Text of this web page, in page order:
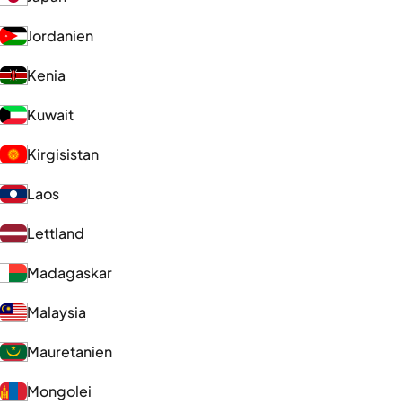
Jordanien
Kenia
Kuwait
Kirgisistan
Laos
Lettland
Madagaskar
Malaysia
Mauretanien
Mongolei